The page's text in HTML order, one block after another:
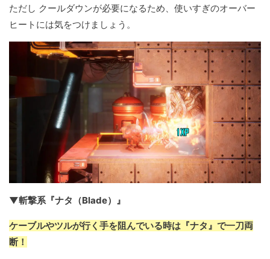
ただし クールダウンが必要になるため、使いすぎのオーバー
ヒートには気をつけましょう。
▼斬撃系『ナタ（Blade）』
ケーブルやツルが行く手を阻んでいる時は『ナタ』で一刀両
断！